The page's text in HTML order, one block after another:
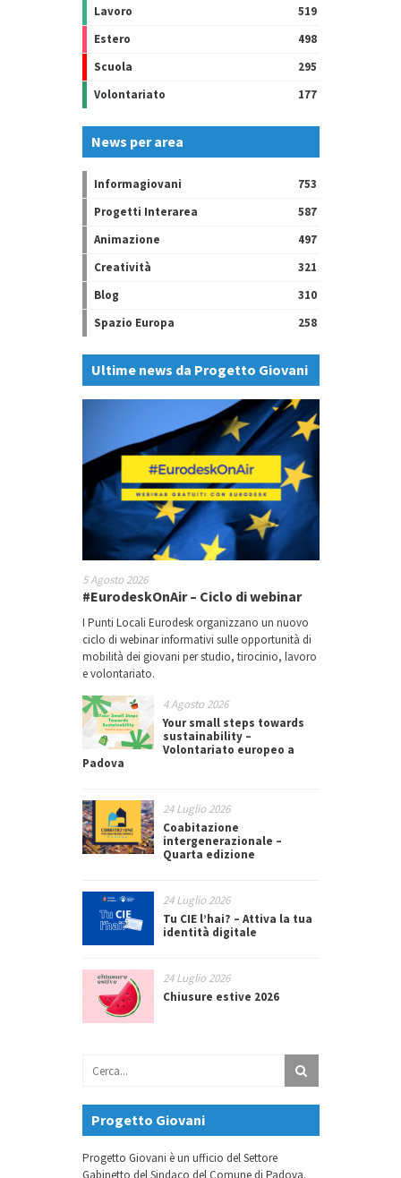
Lavoro
519
Estero
498
Scuola
295
Volontariato
177
News per area
Informagiovani
753
Progetti Interarea
587
Animazione
497
Creatività
321
Blog
310
Spazio Europa
258
Ultime news da Progetto Giovani
5 Agosto 2026
#EurodeskOnAir – Ciclo di webinar
I Punti Locali Eurodesk organizzano un nuovo
ciclo di webinar informativi sulle opportunità di
mobilità dei giovani per studio, tirocinio, lavoro
e volontariato.
4 Agosto 2026
Your small steps towards
sustainability –
Volontariato europeo a
Padova
24 Luglio 2026
Coabitazione
intergenerazionale –
Quarta edizione
24 Luglio 2026
Tu CIE l’hai? – Attiva la tua
identità digitale
24 Luglio 2026
Chiusure estive 2026
Progetto Giovani
Progetto Giovani è un ufficio del Settore